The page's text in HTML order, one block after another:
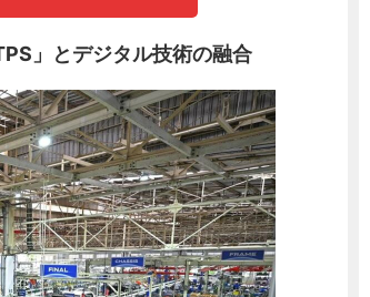
」とデジタル技術の融合